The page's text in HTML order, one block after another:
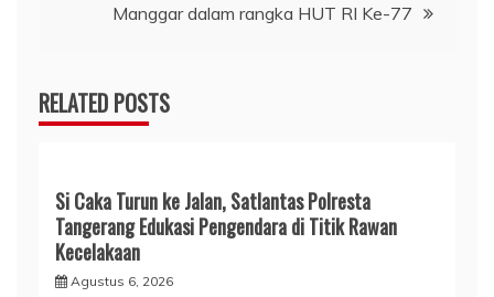
Manggar dalam rangka HUT RI Ke-77
RELATED POSTS
Si Caka Turun ke Jalan, Satlantas Polresta
Tangerang Edukasi Pengendara di Titik Rawan
Kecelakaan
Agustus 6, 2026